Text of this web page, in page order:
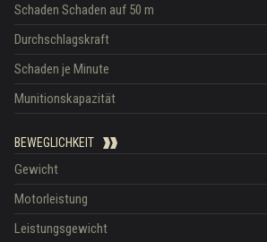
Schaden Schaden auf 50 m
Durchschlagskraft
Schaden je Minute
Munitionskapazität
BEWEGLICHKEIT
Gewicht
Motorleistung
Leistungsgewicht